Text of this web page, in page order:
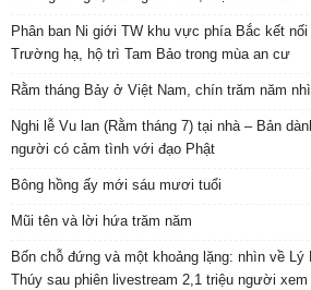
Phân ban Ni giới TW khu vực phía Bắc kết
Trường hạ, hộ trì Tam Bảo trong mùa an cư
Rằm tháng Bảy ở Việt Nam, chín trăm năm
Nghi lễ Vu lan (Rằm tháng 7) tại nhà – Bản
người có cảm tình với đạo Phật
Bông hồng ấy mới sáu mươi tuổi
Mũi tên và lời hứa trăm năm
Bốn chỗ đứng và một khoảng lặng: nhìn về
Thúy sau phiên livestream 2,1 triệu người xem